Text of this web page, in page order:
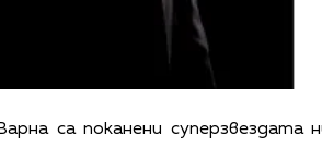
са поканени суперзвездата